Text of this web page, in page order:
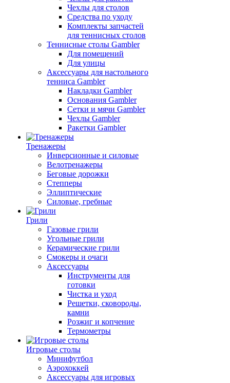
Чехлы для столов
Средства по уходу
Комплекты запчастей
для теннисных столов
Теннисные столы Gambler
Для помещений
Для улицы
Аксессуары для настольного
тенниса Gambler
Накладки Gambler
Основания Gambler
Сетки и мячи Gambler
Чехлы Gambler
Ракетки Gambler
Тренажеры
Инверсионные и силовые
Велотренажеры
Беговые дорожки
Степперы
Эллиптические
Силовые, гребные
Грили
Газовые грили
Угольные грили
Керамические грили
Смокеры и очаги
Аксессуары
Инструменты для
готовки
Чистка и уход
Решетки, сковороды,
камни
Розжиг и копчение
Термометры
Игровые столы
Минифутбол
Аэрохоккей
Аксессуары для игровых